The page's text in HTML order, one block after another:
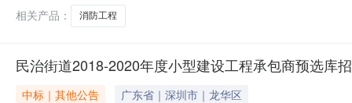
相关产品：
消防工程
民治街道2018-2020年度小型建设工程承包商预选库
中标｜其他公告
广东省｜深圳市｜龙华区